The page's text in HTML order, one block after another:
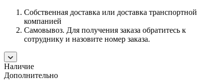
Собственная доставка или доставка транспортной
компанией
Самовывоз. Для получения заказа обратитесь к
сотруднику и назовите номер заказа.
Наличие
Дополнительно